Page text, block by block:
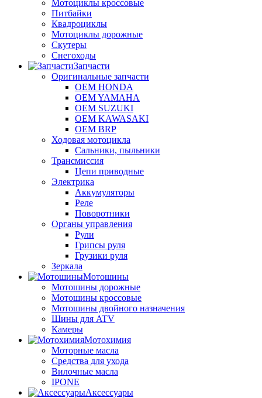
Мотоциклы кроссовые
Питбайки
Квадроциклы
Мотоциклы дорожные
Скутеры
Снегоходы
Запчасти
Оригинальные запчасти
OEM HONDA
OEM YAMAHA
OEM SUZUKI
OEM KAWASAKI
OEM BRP
Ходовая мотоцикла
Сальники, пыльники
Трансмиссия
Цепи приводные
Электрика
Аккумуляторы
Реле
Поворотники
Органы управления
Рули
Грипсы руля
Грузики руля
Зеркала
Мотошины
Мотошины дорожные
Мотошины кроссовые
Мотошины двойного назначения
Шины для ATV
Камеры
Мотохимия
Моторные масла
Средства для ухода
Вилочные масла
IPONE
Аксессуары